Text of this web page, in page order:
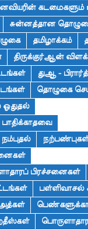
கடமைகளும்
சுன்னத்தான
தமிழாக்கம்
திருக்குர்ஆன்
துஆ -
தொழுகை
ஓதுதல்
பிரச்சனைகள்
பள்ளிவாசல்